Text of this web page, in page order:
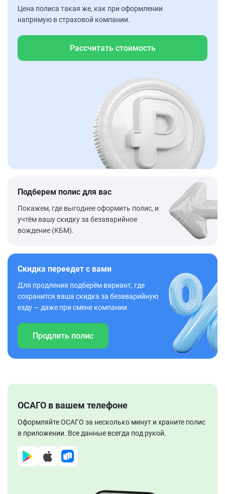
Цена полиса такая же, как при оформлении
напрямую в страховой компании.
Рассчитать стоимость
Подберем полис для вас
Покажем, где выгоднее оформить полис, и
учтём вашу скидку за безаварийное
вождение (КБМ).
Скидка переедет с вами
Для продления подберём вариант, где
сохранится ваша скидка за безаварийную
езду — даже при смене компании.
Продлить полис
ОСАГО в вашем телефоне
Оформляйте ОСАГО за несколько минут и храните полис
в приложении. Все данные всегда под рукой.